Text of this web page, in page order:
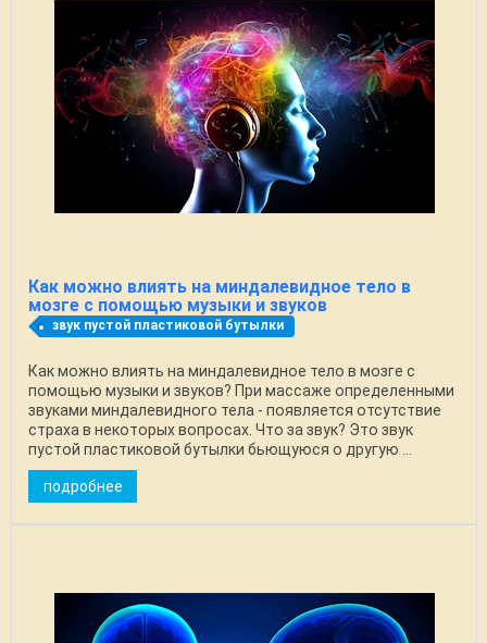
Как можно влиять на миндалевидное тело в
мозге с помощью музыки и звуков
звук пустой пластиковой бутылки
Как можно влиять на миндалевидное тело в мозге с
помощью музыки и звуков? При массаже определенными
звуками миндалевидного тела - появляется отсутствие
страха в некоторых вопросах. Что за звук? Это звук
пустой пластиковой бутылки бьющуюся о другую ...
подробнее